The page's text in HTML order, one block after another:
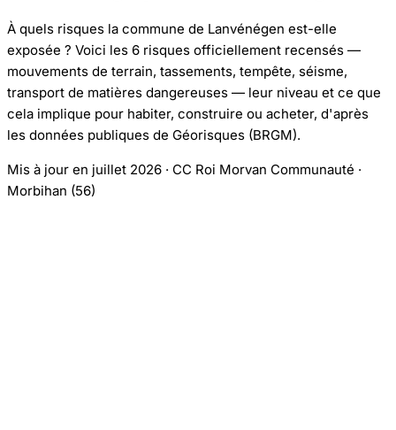
À quels risques la commune de Lanvénégen est-elle
exposée ? Voici les 6 risques officiellement recensés —
mouvements de terrain, tassements, tempête, séisme,
transport de matières dangereuses — leur niveau et ce que
cela implique pour habiter, construire ou acheter, d'après
les données publiques de Géorisques (BRGM).
Mis à jour en juillet 2026 · CC Roi Morvan Communauté ·
Morbihan (56)